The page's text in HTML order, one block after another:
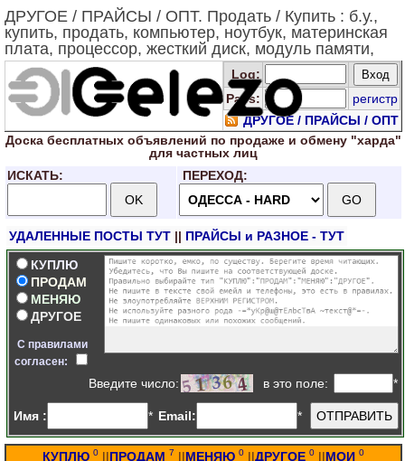
ДРУГОЕ / ПРАЙСЫ / ОПТ. Продать / Купить : б.у.,
купить, продать, компьютер, ноутбук, материнская
плата, процессор, жесткий диск, модуль памяти,
привод, видеокарта.
Log:
Pass:
регистр
ДРУГОЕ / ПРАЙСЫ / ОПТ
Доска бесплатных объявлений по продаже и обмену "харда"
для частных лиц
ИСКАТЬ:
ПЕРЕХОД:
УДАЛЕННЫЕ ПОСТЫ ТУТ || ПРАЙСЫ и РАЗНОЕ - ТУТ
КУПЛЮ
ПРОДАМ
МЕНЯЮ
ДРУГОЕ
С правилами
согласен:
Введите число: в это поле: *
Имя : * Email: *
КУПЛЮ 0 ||ПРОДАМ 7 ||МЕНЯЮ 0 ||ДРУГОЕ 0 ||МОИ 0